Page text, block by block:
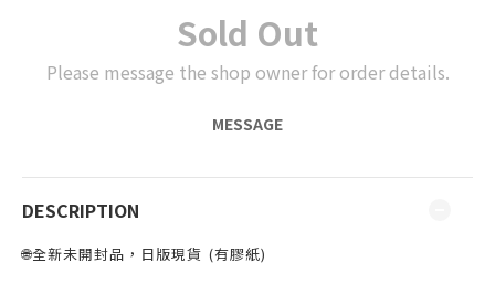
Sold Out
Please message the shop owner for order details.
MESSAGE
DESCRIPTION
🌐全新未開封品，日版現貨 ⁣⁣(有膠紙)